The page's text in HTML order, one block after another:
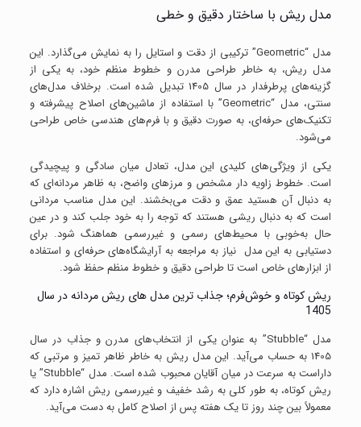
مدل ریش با ساختار دقیق و خطی
مدل “Geometric” ترکیبی از دقت و استایل را به نمایش می‌گذارد. این
مدل ریش، به خاطر طراحی مدرن و خطوط منظم خود، به یکی از
گزینه‌های پرطرفدار در سال 1405 تبدیل شده است. برخلاف مدل‌های
سنتی، مدل “Geometric” با استفاده از ماشین‌های اصلاح پیشرفته و
تکنیک‌های حرفه‌ای، به صورت دقیق و با فرم‌های هندسی خاص طراحی
می‌شود.
یکی از ویژگی‌های کلیدی این مدل، تعادل میان سادگی و پیچیدگی
است. خطوط زاویه دار مشخص و مرزهای واضح، به ظاهر مردانه‌ای که
به دنبال آن هستید عمق و دقت می‌بخشند. این مدل مناسب مردانی
است که به دنبال ریشی هستند که توجه را به خود جلب کند و در عین
حال به‌خوبی با محیط‌های رسمی و غیررسمی هماهنگ شود. برای
دستیابی به این مدل نیاز به مراجعه به آرایشگاه‌های حرفه‌ای و استفاده
از ابزارهای خاص است تا طراحی دقیق و خطوط منظم حفظ شود.
ریش کوتاه و خوش‌فرم؛ جذاب ترین مدل های ریش مردانه در سال
1405
مدل “Stubble” به عنوان یکی از انتخاب‌های مدرن و جذاب در سال
1405 به حساب می‌آید. این مدل ریش به خاطر ظاهر تمیز و مرتبی که
داراست به سرعت در میان آقایان محبوب شده است. مدل “Stubble” یا
ریش کوتاه، به طور کلی به رشد خفیف و غیررسمی ریش اشاره دارد که
معمولاً بین چند روز تا یک هفته پس از اصلاح کامل به دست می‌آید.